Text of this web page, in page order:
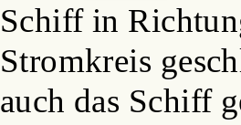
Schiff in
Stromkreis
auch das Schiff